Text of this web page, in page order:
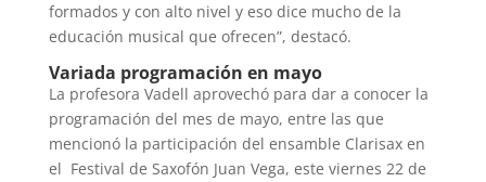
formados y con alto nivel y eso dice mucho de la
educación musical que ofrecen”, destacó.
Variada programación en mayo
La profesora Vadell aprovechó para dar a conocer la
programación del mes de mayo, entre las que
mencionó la participación del ensamble Clarisax en
el Festival de Saxofón Juan Vega, este viernes 22 de